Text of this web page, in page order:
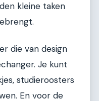
kleine taken
die van design
Je kunt
studieroosters
En voor de